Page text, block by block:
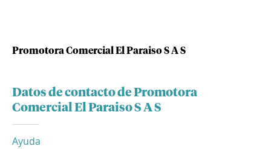
Promotora Comercial El Paraiso S A S
Datos de contacto de Promotora
Comercial El Paraiso S A S
Ayuda